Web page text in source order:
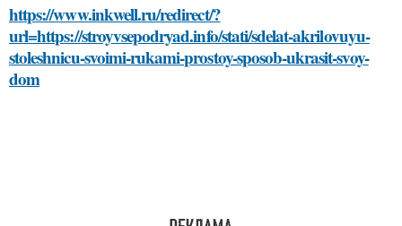
https://www.inkwell.ru/redirect/?
url=https://stroyvsepodryad.info/stati/sdelat-akrilovuyu-
stoleshnicu-svoimi-rukami-prostoy-sposob-ukrasit-svoy-
dom